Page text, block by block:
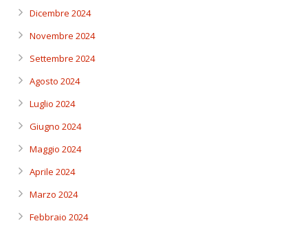
Dicembre 2024
Novembre 2024
Settembre 2024
Agosto 2024
Luglio 2024
Giugno 2024
Maggio 2024
Aprile 2024
Marzo 2024
Febbraio 2024